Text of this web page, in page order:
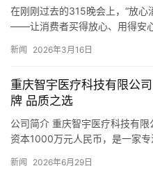
在刚刚过去的315晚会上，“放心
——让消费者买得放心、用得安
新闻 2026年3月16日
重庆智宇医疗科技有限公司・
牌 品质之选
公司简介 重庆智宇医疗科技有
资本1000万元人民币，是一家
新闻 2026年6月29日